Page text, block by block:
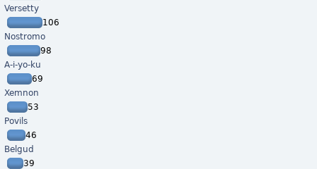
Versetty
106
Nostromo
98
A-i-yo-ku
69
Xemnon
53
Povils
46
Belgud
39